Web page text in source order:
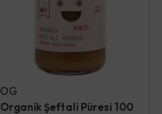
OG
Organik Şeftali Püresi 100